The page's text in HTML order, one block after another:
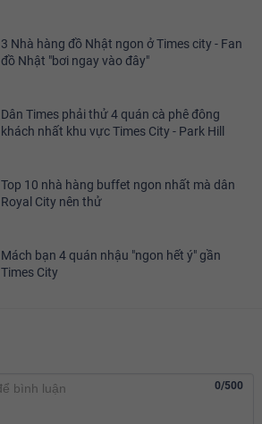
3 Nhà hàng đồ Nhật ngon ở Times city - Fan
đồ Nhật "bơi ngay vào đây"
Dân Times phải thử 4 quán cà phê đông
khách nhất khu vực Times City - Park Hill
Top 10 nhà hàng buffet ngon nhất mà dân
Royal City nên thử
Mách bạn 4 quán nhậu "ngon hết ý" gần
Times City
0/500